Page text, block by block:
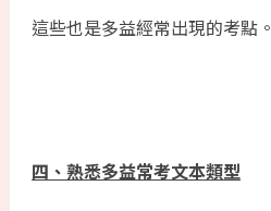
這些也是多益經常出現的考點。
四、熟悉多益常考文本類型